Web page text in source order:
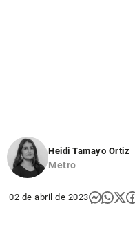
Heidi Tamayo Ortiz
Metro
02 de abril de 2023